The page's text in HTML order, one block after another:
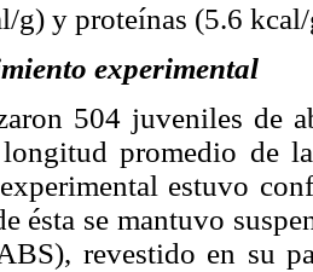
g) y proteínas (5.6
experimental
504 juveniles de
promedio de
estuvo
ésta se mantuvo
revestido en su